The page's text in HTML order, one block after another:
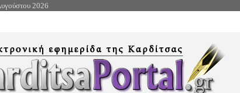
2026